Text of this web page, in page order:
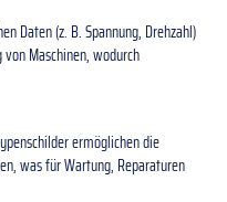
Daten (z. B. Spannung, Drehzahl)
Maschinen, wodurch
ermöglichen die
was für Wartung, Reparaturen